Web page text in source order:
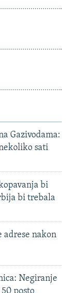
Gazivodama:
sati
bi
bi trebala
adrese nakon
Negiranje